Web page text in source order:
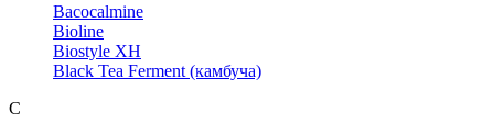
Bacocalmine
Bioline
Biostyle XH
Black Tea Ferment (камбуча)
C